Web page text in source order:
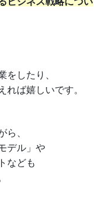
をしたり、
れば嬉しいです。
ら、
デル」や
なども